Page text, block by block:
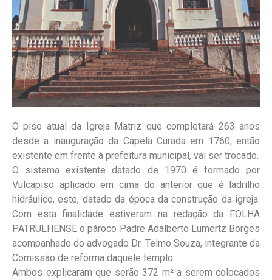
O piso atual da Igreja Matriz que completará 263 anos
desde a inauguração da Capela Curada em 1760, então
existente em frente à prefeitura municipal, vai ser trocado.
O sistema existente datado de 1970 é formado por
Vulcapiso aplicado em cima do anterior que é ladrilho
hidráulico, este, datado da época da construção da igreja.
Com esta finalidade estiveram na redação da FOLHA
PATRULHENSE o pároco Padre Adalberto Lumertz Borges
acompanhado do advogado Dr. Telmo Souza, integrante da
Comissão de reforma daquele templo.
Ambos explicaram que serão 372 m² a serem colocados